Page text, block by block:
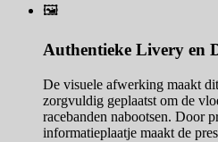
🖼️
Authentieke Livery en
De visuele afwerking maakt
zorgvuldig geplaatst om de
racebanden nabootsen. Door
informatieplaatje maakt de